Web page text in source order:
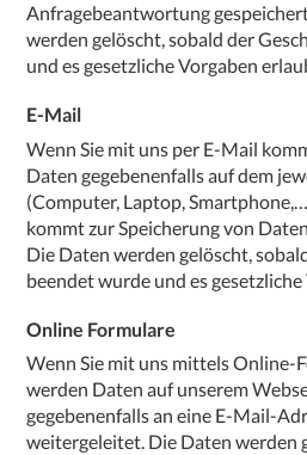
Anfragebeantwortung
werden gelöscht, sobald der
und es gesetzliche Vorgaben
E-Mail
Wenn Sie mit uns per E-Mail
Daten gegebenenfalls auf dem
(Computer, Laptop,
kommt zur Speicherung von
Die Daten werden gelöscht,
beendet wurde und es
Online Formulare
Wenn Sie mit uns mittels Online-
werden Daten auf unserem
gegebenenfalls an eine E-Mail-
weitergeleitet. Die Daten werden